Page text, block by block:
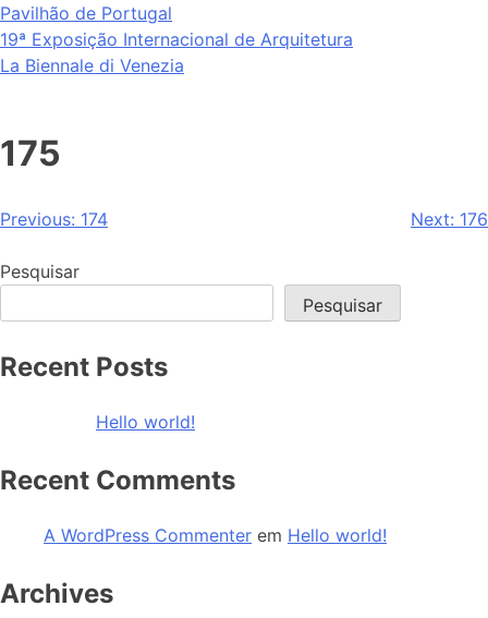
Saltar
para
o
Pavilhão de Portugal
19ª Exposição Internacional de Arquitetura
La Biennale di Venezia
175
Navegação
de
Previous: 174 Next: 176
Pesquisar
Pesquisar
Recent Posts
Hello world!
Recent Comments
A WordPress Commenter em Hello world!
Archives